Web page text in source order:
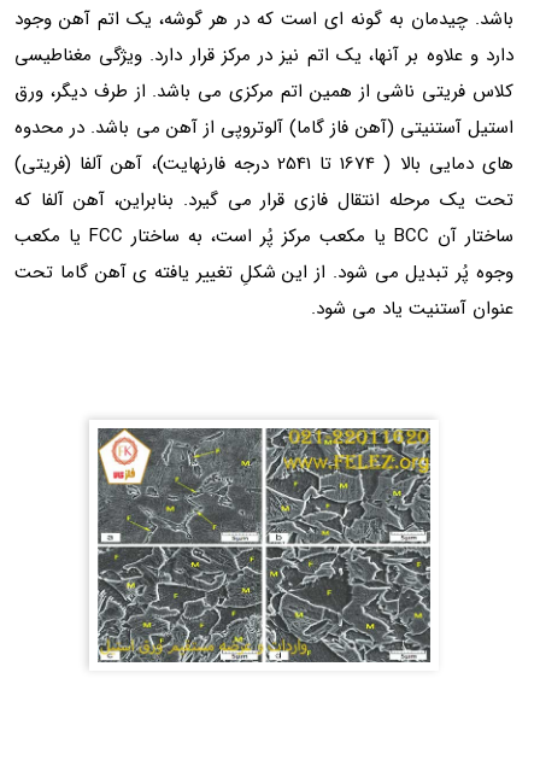
به گونه ای است که در هر گوشه، یک اتم آهن وجود
بر آنها، یک اتم نیز در مرکز قرار دارد. ویژگی مغناطیسی
ناشی از همین اتم مرکزی می باشد. از طرف دیگر، ورق
(آهن فاز گاما) آلوتروپی از آهن می باشد. در محدوه
های دمایی بالا ( 1674 تا 2541 درجه فارنهایت)، آهن آلفا (فریتی)
انتقال فازی قرار می گیرد. بنابراین، آهن آلفا که
ساختار آن BCC یا مکعب مرکز پُر است، به ساختار FCC یا مکعب
می شود. از این شکلِ تغییر یافته ی آهن گاما تحت
یاد می شود.